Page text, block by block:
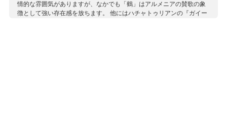
情的な雰囲気がありますが、なかでも「鶴」はアルメニアの賛歌の象
徴として強い存在感を放ちます。 他にはハチャトゥリアンの『ガイー